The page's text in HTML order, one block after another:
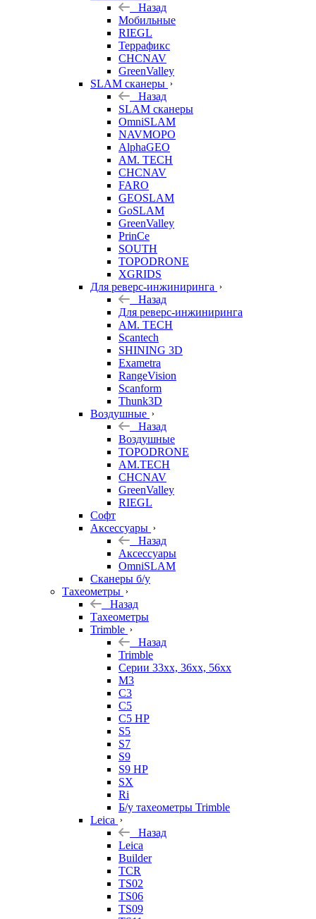
Назад
Мобильные
RIEGL
Террафикс
CHCNAV
GreenValley
SLAM сканеры
Назад
SLAM сканеры
OmniSLAM
NAVMOPO
AlphaGEO
AM. TECH
CHCNAV
FARO
GEOSLAM
GoSLAM
GreenValley
PrinCe
SOUTH
TOPODRONE
XGRIDS
Для реверс-инжиниринга
Назад
Для реверс-инжиниринга
AM. TECH
Scantech
SHINING 3D
Exametra
RangeVision
Scanform
Thunk3D
Воздушные
Назад
Воздушные
TOPODRONE
AM.TECH
CHCNAV
GreenValley
RIEGL
Софт
Аксессуары
Назад
Аксессуары
OmniSLAM
Сканеры б/у
Тахеометры
Назад
Тахеометры
Trimble
Назад
Trimble
Серии 33xx, 36xx, 56xx
M3
C3
C5
C5 HP
S5
S7
S9
S9 HP
SX
Ri
Б/у тахеометры Trimble
Leica
Назад
Leica
Builder
TCR
TS02
TS06
TS09